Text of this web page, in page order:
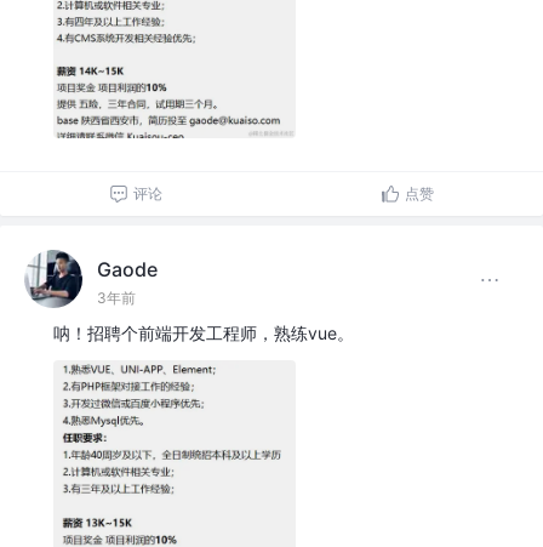
评论 点赞
Gaode
3年前
呐！招聘个前端开发工程师，熟练vue。